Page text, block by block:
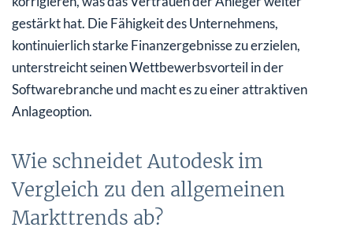
gestärkt hat. Die Fähigkeit des Unternehmens,
kontinuierlich starke Finanzergebnisse zu erzielen,
unterstreicht seinen Wettbewerbsvorteil in der
Softwarebranche und macht es zu einer attraktiven
Anlageoption.
Wie schneidet Autodesk im
Vergleich zu den allgemeinen
Markttrends ab?